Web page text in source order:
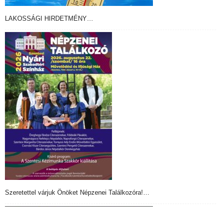
LAKOSSÁGI HIRDETMÉNY…
Szeretettel várjuk Önöket Népzenei Találkozóra!…